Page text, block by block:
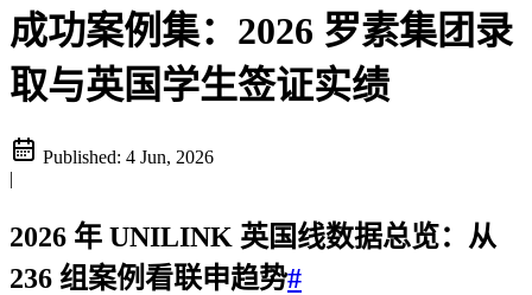
成功案例集：2026 罗素集团录
取与英国学生签证实绩
Published: 4 Jun, 2026
|
2026 年 UNILINK 英国线数据总览：从
236 组案例看联申趋势#